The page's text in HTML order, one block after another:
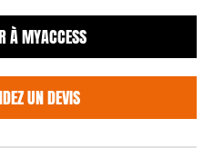
À MYACCESS
UN DEVIS